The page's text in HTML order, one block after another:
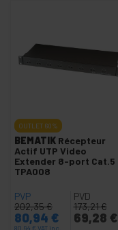
OUTLET 60%
BEMATIK Récepteur
Actif UTP Video
Extender 8-port Cat.5
TPA008
PVP
202,35€
80,94 €
80,94 € VAT inc.
PVD
173,21€
69,28 €